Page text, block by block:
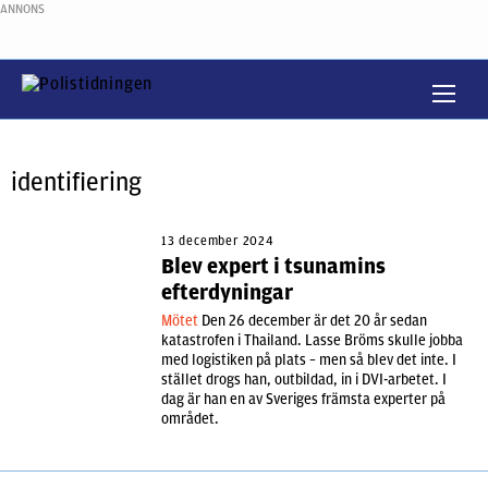
ANNONS
identifiering
13 december 2024
Blev expert i tsunamins
efterdyningar
Mötet Den 26 december är det 20 år sedan
katastrofen i Thailand. Lasse Bröms skulle jobba
med logistiken på plats – men så blev det inte. I
stället drogs han, outbildad, in i DVI-arbetet. I
dag är han en av Sveriges främsta experter på
området.